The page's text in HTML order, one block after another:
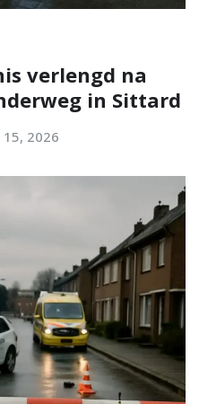
verlengd na
in Sittard
15, 2026